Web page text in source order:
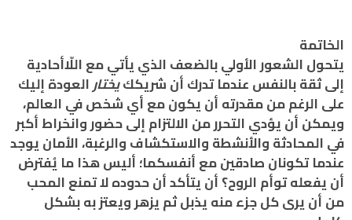
الخاتمة
يتحول الشعور الأولي بالضعف الذي يأتي مع اللّاأحادية
إلى ثقة بالنفس عندما تدرك أن شريككيختارالعودة إليك
على الرغم من مقدرته أن يكون مع أي شخص في العالم،
ويمكن أن يؤدي التحرر من الالتزام إلى حضور وانخراط أكبر
في المحادثة والأنشطة والاستكشاف والرغبة، الأمان يوجد
عندما تكونان صادقين مع أنفسكما؛ أليس هذا ما يُفترض
أن يفعله توأم الروح؟ أن يتأكد أن حدوده لا تمنع المحب
من أن يرى كل جزء منه يذبل ثم يزهر ويعتز به بشكل